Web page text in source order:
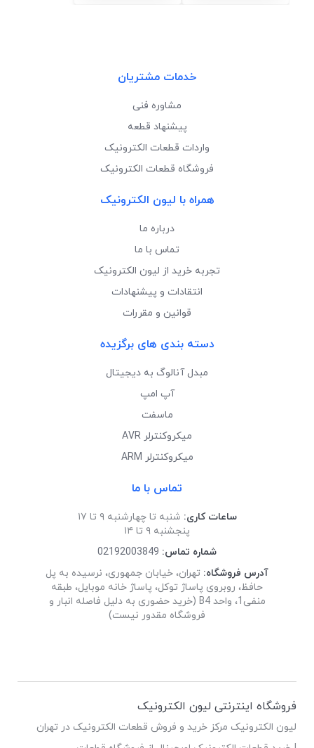
خدمات مشتریان
مشاوره فنی
پیشنهاد قطعه
واردات قطعات الکترونیک
فروشگاه قطعات الکترونیک
همراه با لیون الکترونیک
درباره ما
تماس با ما
تجربه خرید از لیون الکترونیک
انتقادات و پیشنهادات
قوانین و مقررات
دسته بندی های برگزیده
مبدل آنالوگ به دیجیتال
آپ امپ
ماسفت
میکروکنترلر AVR
میکروکنترلر ARM
تماس با ما
ساعات کاری: شنبه تا چهارشنبه ۹ تا ۱۷
پنجشنبه ۹ تا ۱۴
شماره تماس: 02192003849
آدرس فروشگاه: تهران، خیابان جمهوری، نرسیده به پل
حافظ، روبروی پاساژ توکل، پاساژ خانه موبایل، طبقه
منفی1، واحد B4 (خرید حضوری به دلیل فاصله انبار و
فروشگاه مقدور نیست)
فروشگاه اینترنتی لیون الکترونیک
لیون الکترونیک مرکز خرید و فروش قطعات الکترونیک در تهران